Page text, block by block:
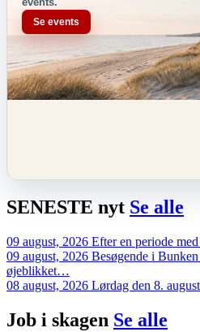
Se events
SENESTE nyt Se alle
09 august, 2026 Efter en periode
09 august, 2026 Besøgende i
øjeblikket…
08 august, 2026 Lørdag den 8.
Job i skagen Se alle